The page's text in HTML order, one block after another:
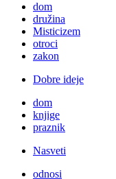
dom
družina
Misticizem
otroci
zakon
Dobre ideje
dom
knjige
praznik
Nasveti
odnosi